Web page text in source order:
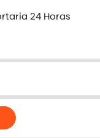
24 Horas